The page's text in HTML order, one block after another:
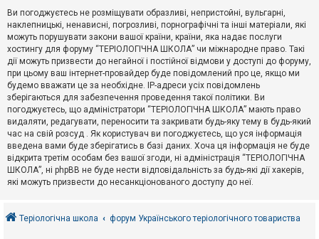
д
й
А
к
т
и
в
н
т
е
м
и
о
Ви погоджуєтесь не розміщувати образливі, непристойні, вульгарні,
наклепницькі, ненависні, погрозливі, порнографічні та інші матеріали, які
можуть порушувати закони вашої країни, країни, яка надає послуги
хостингу для форуму “ТЕРІОЛОГІЧНА ШКОЛА” чи міжнародне право. Такі
дії можуть призвести до негайної і постійної відмови у доступі до форуму,
при цьому ваш інтернет-провайдер буде повідомлений про це, якщо ми
будемо вважати це за необхідне. IP-адреси усіх повідомлень
зберігаються для забезпечення проведення такої політики. Ви
погоджуєтесь, що адміністратори “ТЕРІОЛОГІЧНА ШКОЛА” мають право
видаляти, редагувати, переносити та закривати будь-яку тему в будь-який
час на свій розсуд . Як користувач ви погоджуєтесь, що уся інформація
введена вами буде зберігатись в базі даних. Хоча ця інформація не буде
відкрита третім особам без вашої згоди, ні адміністрація “ТЕРІОЛОГІЧНА
ШКОЛА”, ні phpBB не буде нести відповідальність за будь-які дії хакерів,
які можуть призвести до несанкціонованого доступу до неї.
Теріологічна школа форум Українського теріологічного товариства